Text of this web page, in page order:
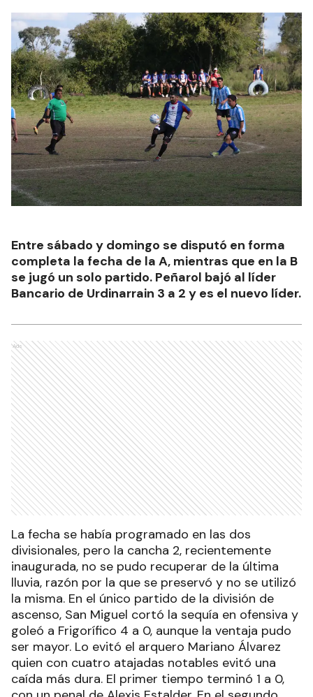
Entre sábado y domingo se disputó en forma
completa la fecha de la A, mientras que en la B
se jugó un solo partido. Peñarol bajó al líder
Bancario de Urdinarrain 3 a 2 y es el nuevo líder.
Ads
La fecha se había programado en las dos
divisionales, pero la cancha 2, recientemente
inaugurada, no se pudo recuperar de la última
lluvia, razón por la que se preservó y no se utilizó
la misma. En el único partido de la división de
ascenso, San Miguel cortó la sequía en ofensiva y
goleó a Frigorífico 4 a 0, aunque la ventaja pudo
ser mayor. Lo evitó el arquero Mariano Álvarez
quien con cuatro atajadas notables evitó una
caída más dura. El primer tiempo terminó 1 a 0,